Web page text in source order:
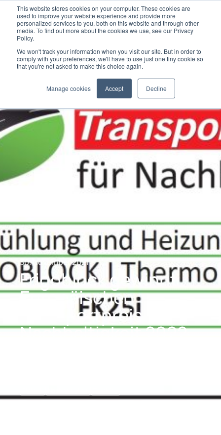
This website stores cookies on your computer. These cookies are
used to improve your website experience and provide more
personalized services to you, both on this website and through other
media. To find out more about the cookies we use, see our Privacy
Policy.
We won't track your information when you visit our site. But in order to
comply with your preferences, we'll have to use just one tiny cookie so
that you're not asked to make this choice again.
Manage cookies Accept Decline
30. November 2021
Frigoblock gewinnt
Europäischen
Transportpreis für
Nachhaltigkeit 2022